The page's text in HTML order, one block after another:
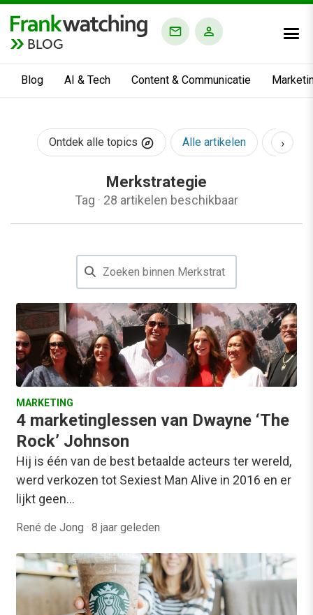
BLOG
Blog AI & Tech Content & Communicatie
Ontdek alle topics Alle artikelen AI &
›
Merkstrategie
Tag · 28 artikelen beschikbaar
MARKETING
4 marketinglessen van Dwayne ‘The
Rock’ Johnson
Hij is één van de best betaalde acteurs ter wereld,
werd verkozen tot Sexiest Man Alive in 2016 en er
lijkt geen…
René de Jong · 8 jaar geleden